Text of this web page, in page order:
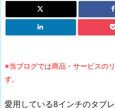
※当ブログでは商品・サービスの
す。
愛用している8インチのタブ